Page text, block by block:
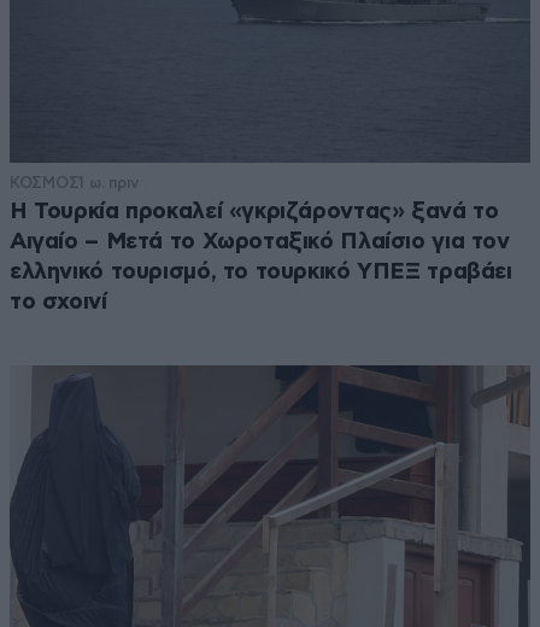
ΚΟΣΜΟΣ1 ω. πριν
Η Τουρκία προκαλεί «γκριζάροντας» ξανά το
Αιγαίο – Μετά το Χωροταξικό Πλαίσιο για τον
ελληνικό τουρισμό, το τουρκικό ΥΠΕΞ τραβάει
το σχοινί